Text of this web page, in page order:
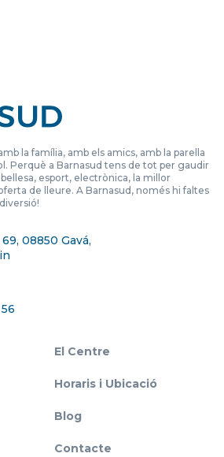
la família, amb els amics, amb la parella
Perquè a Barnasud tens de tot per gaudir
esport, electrònica, la millor
de lleure. A Barnasud, només hi faltes
08850 Gavá,
El Centre
Horaris i Ubicació
Blog
Contacte